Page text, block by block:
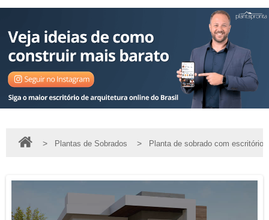
> Plantas de Sobrados > Planta de sobrado com escritório